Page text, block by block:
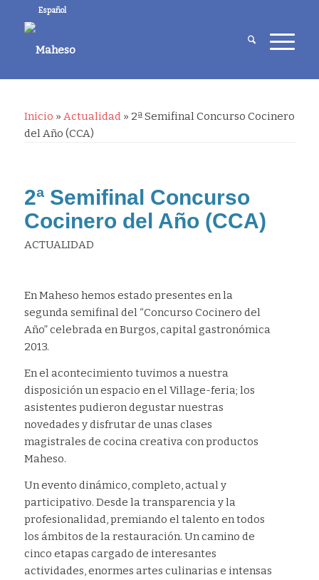
Español
Inicio » Actualidad» 2ª Semifinal Concurso Cocinero
del Año (CCA)
2ª Semifinal Concurso
Cocinero del Año (CCA)
ACTUALIDAD
En Maheso hemos estado presentes en la
segunda semifinal del “Concurso Cocinero del
Año” celebrada en Burgos, capital gastronómica
2013.
En el acontecimiento tuvimos a nuestra
disposición un espacio en el Village-feria; los
asistentes pudieron degustar nuestras
novedades y disfrutar de unas clases
magistrales de cocina creativa con productos
Maheso.
Un evento dinámico, completo, actual y
participativo. Desde la transparencia y la
profesionalidad, premiando el talento en todos
los ámbitos de la restauración. Un camino de
cinco etapas cargado de interesantes
actividades, enormes artes culinarias e intensas